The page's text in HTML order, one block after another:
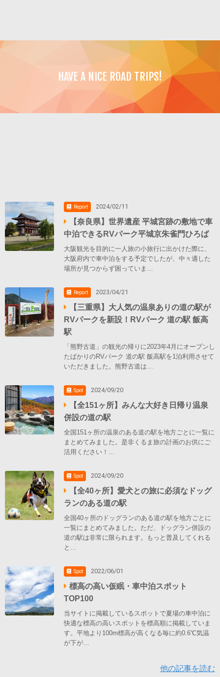
HAVE A NICE ROAD TRIPS!
Report 2024/02/11
【奈良県】世界遺産 平城宮跡の敷地で車
中泊できるRVパーク平城京朱雀門ひろば
大阪観光を目的に一人旅の小旅行に出かけた際に、
大阪府内で車中泊をする予定でしたが、中々適した
場所が見つからず困っていま…
Report 2023/04/21
【三重県】大人気の温泉ありの道の駅が
RVパークを新設！RVパーク 道の駅 飯高
駅
「熊野古道」の観光の帰りに2023年4月にオープンし
たばかりのRVパーク 道の駅 飯高駅を1泊利用させて
いただきました。熊野古道は…
Spot 2024/09/20
【全151ヶ所】みんな大好き日帰り温泉
併設の道の駅
全国151ヶ所の温泉のある道の駅を地方ごとに一覧に
まとめてみました。是非くるま旅の計画のお供にご
活用ください！…
Spot 2024/09/20
【全40ヶ所】愛犬との旅に必須なドッグ
ランのある道の駅
全国40ヶ所のドッグランのある道の駅を地方ごとに
一覧にまとめてみました。ただ、ドッグラン併設の
道の駅は非常に限られます。もっと普及してくれる
と…
Spot 2022/06/01
標高の高い仮眠・車中泊スポット
TOP100
当サイトに掲載しているスポットで夏場の車中泊に
快適な標高の高いスポットを標高順に掲載していま
す。平地より100m標高が高くなる毎に約0.6℃気温
が下が…
他の記事を読む